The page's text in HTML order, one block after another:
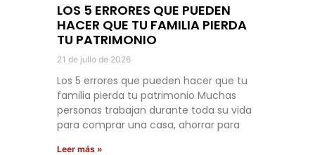
LOS 5 ERRORES QUE PUEDEN
HACER QUE TU FAMILIA PIERDA
TU PATRIMONIO
21 de julio de 2026
Los 5 errores que pueden hacer que tu
familia pierda tu patrimonio Muchas
personas trabajan durante toda su vida
para comprar una casa, ahorrar para
Leer más »